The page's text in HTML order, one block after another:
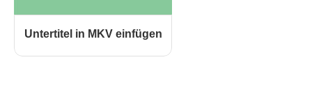
Untertitel in MKV einfügen